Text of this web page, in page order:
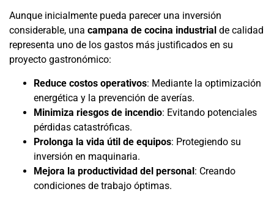
Aunque inicialmente pueda parecer una inversión
considerable, una campana de cocina industrial de calidad
representa uno de los gastos más justificados en su
proyecto gastronómico:
Reduce costos operativos: Mediante la optimización
energética y la prevención de averías.
Minimiza riesgos de incendio: Evitando potenciales
pérdidas catastróficas.
Prolonga la vida útil de equipos: Protegiendo su
inversión en maquinaria.
Mejora la productividad del personal: Creando
condiciones de trabajo óptimas.